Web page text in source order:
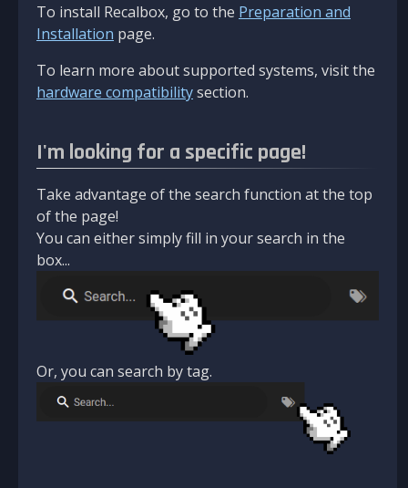
To install Recalbox, go to the Preparation and
Installation page.
To learn more about supported systems, visit the
hardware compatibilitysection.
I'm looking for a specific page!
Take advantage of the search function at the top
of the page!
You can either simply fill in your search in the
box...
Or, you can search by tag.